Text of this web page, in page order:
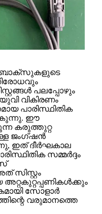
ബോക്സുകളുടെ
പലപ്പോഴും
വികിരണം
പാരിസ്ഥിതിക
ഈ
കരുത്തുറ്റ
ജംഗ്ഷൻ
ഇത് ദീർഘകാല
സമ്മർദ്ദം
സിസ്റ്റം
സോളാർ
വരുമാനത്തെ